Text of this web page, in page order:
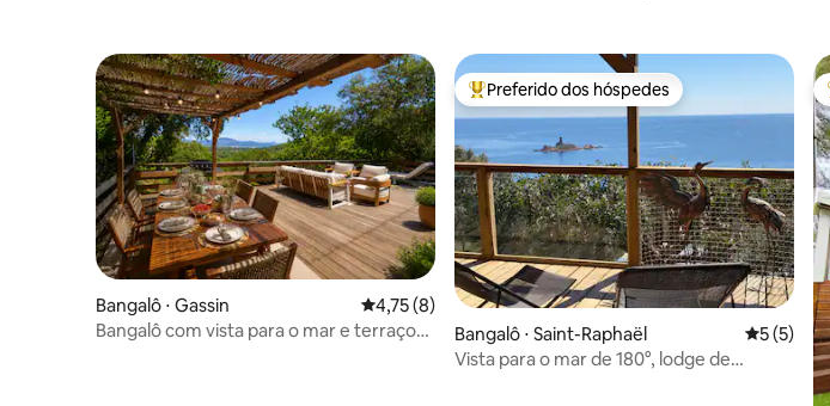
Bangalô ⋅ Gassin 4,75 de uma avaliação média de 5, 8 avaliações
4,75 (8)
Bangalô com vista para o mar e terraço
Entre os melhores preferidos dos hóspedes
Preferido dos hóspedes
Bangalô ⋅ Saint-Raphaël 5 de uma
5 (5)
Vista para o mar de 180°, lodge de